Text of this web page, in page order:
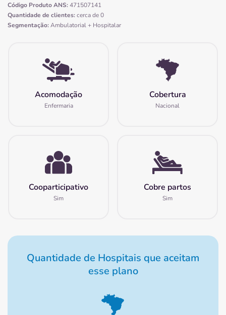
Código Produto ANS:471507141
Quantidade de clientes:cerca de 0
Segmentação:Ambulatorial + Hospitalar
Acomodação
Enfermaria
Cobertura
Nacional
Cooparticipativo
Sim
Cobre partos
Sim
Quantidade de Hospitais que aceitam
esse plano